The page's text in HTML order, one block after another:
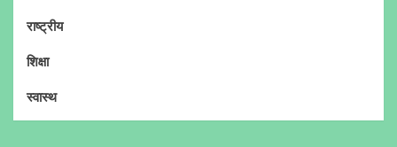
राष्ट्रीय
शिक्षा
स्वास्थ